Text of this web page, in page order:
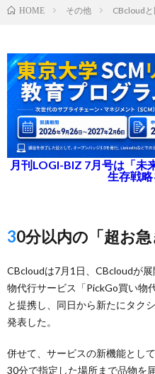
HOME その他 CBcloud
月刊LOGI-BIZ 7月号は「未
生存戦
30分以内の「超お
CBcloudは7月1日、CBcloudが
物代行サービス「PickGo買い物
と提携し、同日から新たにタク
発表した。
併せて、サービスの新機能とし
30分で指定した場所まで品物を